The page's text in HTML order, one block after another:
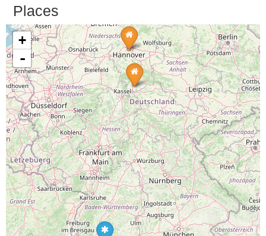
Places
+
-